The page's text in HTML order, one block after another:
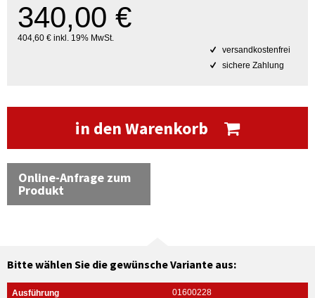
340,00 €
404,60 € inkl. 19% MwSt.
versandkostenfrei
sichere Zahlung
in den Warenkorb
Online-Anfrage zum
Produkt
Bitte wählen Sie die gewünsche Variante aus:
01600228